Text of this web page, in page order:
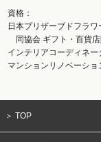
資格：
日本プリザーブドフラ
同協会 ギフト・百貨
インテリアコーディネー
マンションリノベーショ
＞ TOP